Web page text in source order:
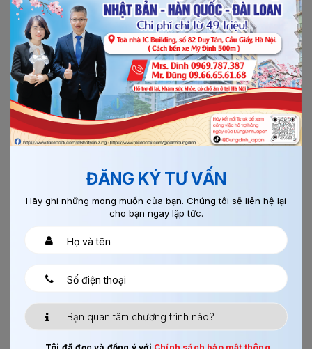
BÀI VIẾT LIÊN QUAN
0
Chi tiết
CHẾ BIẾN THỰC PHẨM AICHI
Xem thêm
ĐĂNG KÝ TƯ VẤN
Hãy ghi những mong muốn của bạn. Chúng tôi sẽ liên hệ lại
cho bạn ngay lập tức.